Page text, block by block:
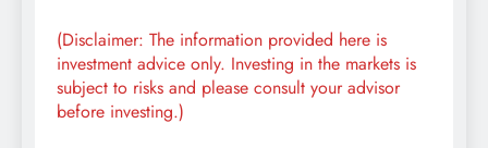
(Disclaimer: The information provided here is
investment advice only. Investing in the markets is
subject to risks and please consult your advisor
before investing.)